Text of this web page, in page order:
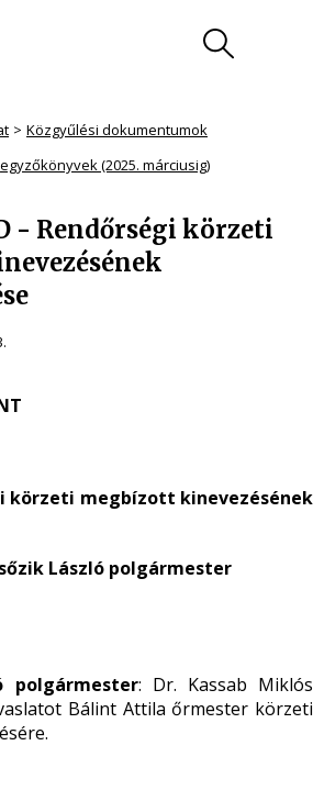
Közgyűlési dokumentumok
(2025. márciusig)
- Rendőrségi körzeti
körzeti megbízott kinevezésének
László polgármester
polgármester: Dr. Kassab Miklós
Bálint Attila őrmester körzeti